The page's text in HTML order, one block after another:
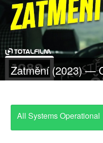
All Systems Operational